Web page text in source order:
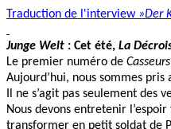
Traduction de l'interview »Der
Junge Welt : Cet été, La
Le premier numéro de
Aujourd’hui, nous sommes
Il ne s’agit pas seulement
Nous devons entretenir
transformer en petit soldat de